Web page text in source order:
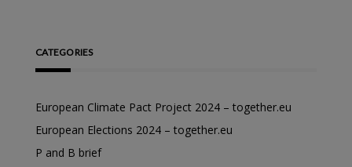
CATEGORIES
European Climate Pact Project 2024 – together.eu
European Elections 2024 – together.eu
P and B brief